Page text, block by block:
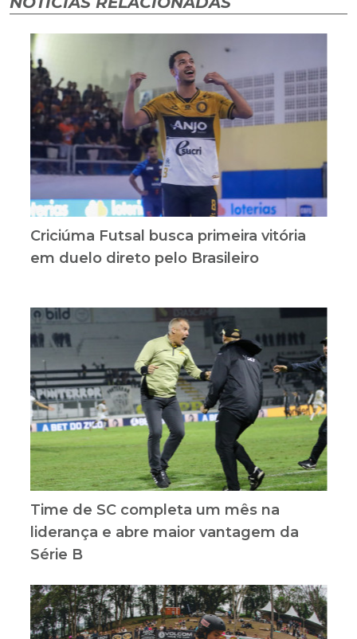
Criciúma Futsal busca primeira vitória
em duelo direto pelo Brasileiro
Time de SC completa um mês na
liderança e abre maior vantagem da
Série B